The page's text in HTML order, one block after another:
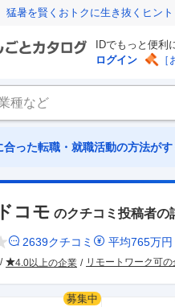
暑を賢くおトクに生き抜くヒント
IDでもっと便利
ログイン
った転職・就職活動の方法が
コモ のクチコミ投稿者の
2639クチコミ 平均765万円
4.0以上の企業 リモートワーク可の
募集中